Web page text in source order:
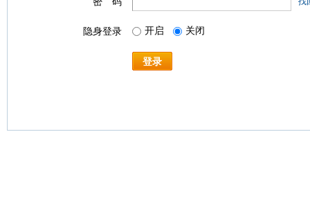
隐身登录 开启 关闭
登录